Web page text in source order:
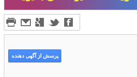
پرسش از آگهی دهنده